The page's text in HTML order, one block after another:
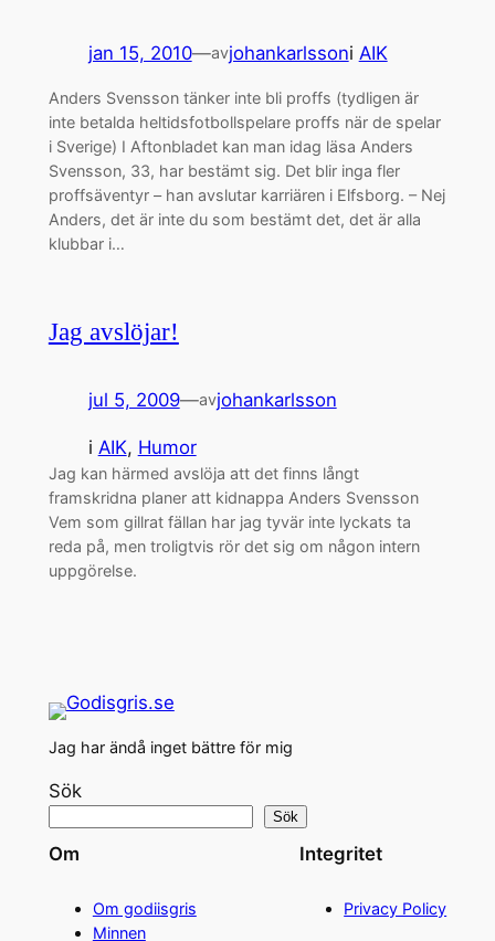
jan 15, 2010—avjohankarlssoni AIK
Anders Svensson tänker inte bli proffs (tydligen är
inte betalda heltidsfotbollspelare proffs när de spelar
i Sverige) I Aftonbladet kan man idag läsa Anders
Svensson, 33, har bestämt sig. Det blir inga fler
proffsäventyr – han avslutar karriären i Elfsborg. – Nej
Anders, det är inte du som bestämt det, det är alla
klubbar i…
Jag avslöjar!
jul 5, 2009—avjohankarlsson
i AIK, Humor
Jag kan härmed avslöja att det finns långt
framskridna planer att kidnappa Anders Svensson
Vem som gillrat fällan har jag tyvär inte lyckats ta
reda på, men troligtvis rör det sig om någon intern
uppgörelse.
Jag har ändå inget bättre för mig
Sök
Sök
Om
Om godiisgris
Minnen
Integritet
Privacy Policy